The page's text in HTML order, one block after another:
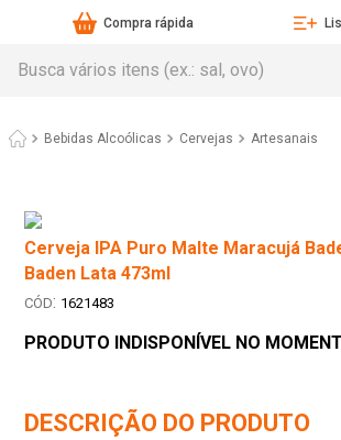
Compra rápida
Bebidas Alcoólicas Cervejas Artesanais
Cerveja IPA Puro Malte Maracujá
Baden Lata 473ml
: 1621483
PRODUTO INDISPONÍVEL NO
DESCRIÇÃO DO PRODUTO